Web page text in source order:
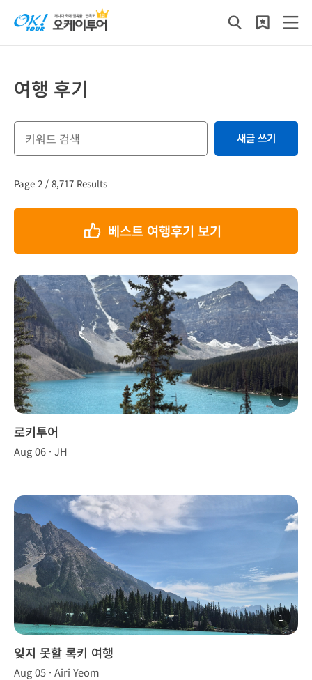
여행 후기
새글 쓰기
Page 2 / 8,717 Results
베스트 여행후기 보기
1
로키투어
Aug 06 · JH
1
잊지 못할 록키 여행
Aug 05 · Airi Yeom